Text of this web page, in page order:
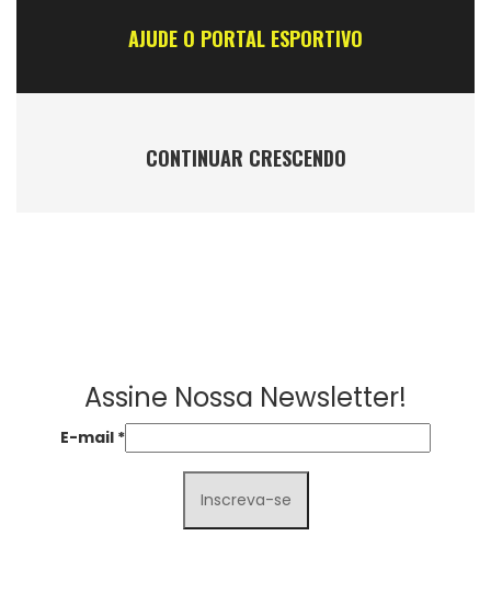
AJUDE O PORTAL ESPORTIVO
CONTINUAR CRESCENDO
Assine Nossa Newsletter!
E-mail *